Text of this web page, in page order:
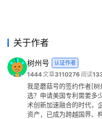
关于作者
树州号 认证作者
1444文章3110276 阅读
我是蘑菇号的签约作者[
选？申请美国专利需要多
术创新加速融合的时代，
资产，已成为跨越国界、